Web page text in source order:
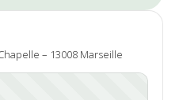
– 13008 Marseille